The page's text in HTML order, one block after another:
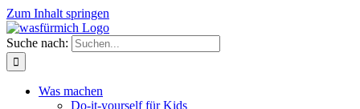
Zum Inhalt springen
Suche nach:
Was machen
Do-it-yourself für Kids